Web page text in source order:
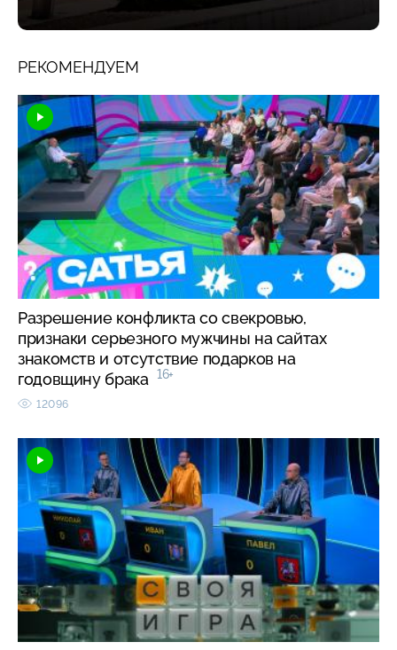
РЕКОМЕНДУЕМ
Разрешение конфликта со свекровью,
признаки серьезного мужчины на сайтах
знакомств и отсутствие подарков на
годовщину брака
16+
12096